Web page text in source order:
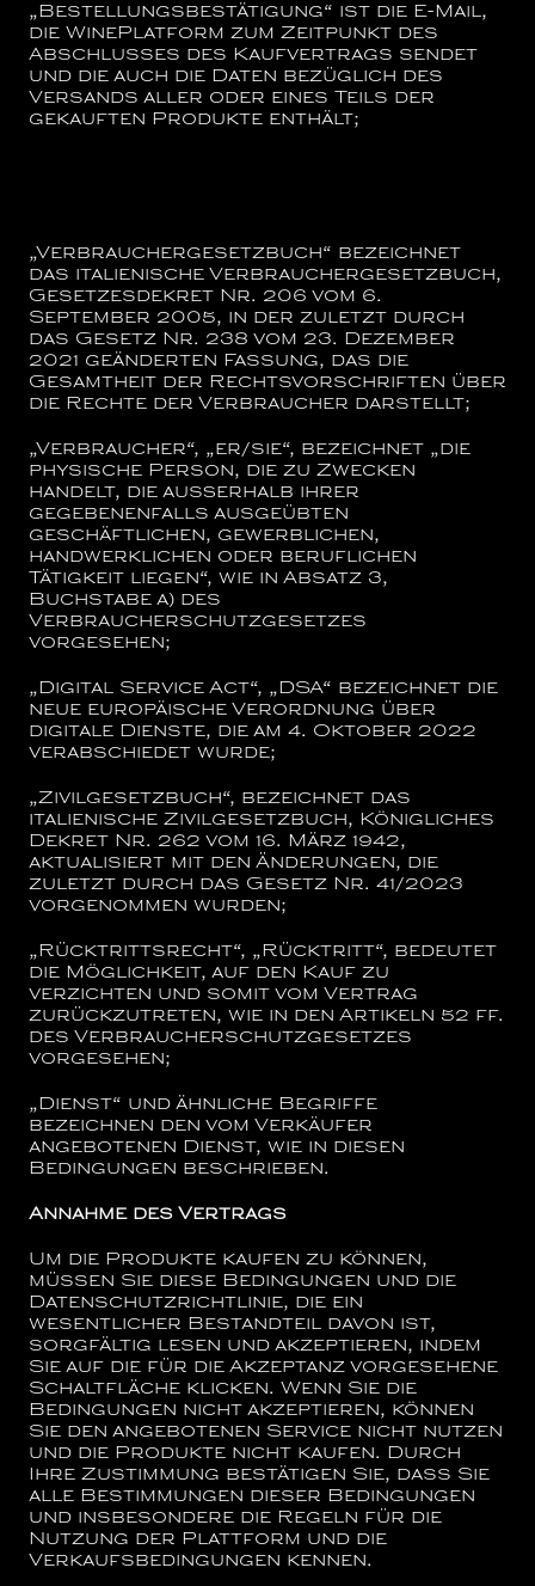
„Bestellungsbestätigung“ ist die E-Mail,
die WinePlatform zum Zeitpunkt des
Abschlusses des Kaufvertrags sendet
und die auch die Daten bezüglich des
Versands aller oder eines Teils der
gekauften Produkte enthält;
„Verbrauchergesetzbuch“ bezeichnet
das italienische Verbrauchergesetzbuch,
Gesetzesdekret Nr. 206 vom 6.
September 2005, in der zuletzt durch
das Gesetz Nr. 238 vom 23. Dezember
2021 geänderten Fassung, das die
Gesamtheit der Rechtsvorschriften über
die Rechte der Verbraucher darstellt;
„Verbraucher“, „er/sie“, bezeichnet „die
physische Person, die zu Zwecken
handelt, die außerhalb ihrer
gegebenenfalls ausgeübten
geschäftlichen, gewerblichen,
handwerklichen oder beruflichen
Tätigkeit liegen“, wie in Absatz 3,
Buchstabe a) des
Verbraucherschutzgesetzes
vorgesehen;
„Digital Service Act“, „DSA“ bezeichnet die
neue europäische Verordnung über
digitale Dienste, die am 4. Oktober 2022
verabschiedet wurde;
„Zivilgesetzbuch“, bezeichnet das
italienische Zivilgesetzbuch, Königliches
Dekret Nr. 262 vom 16. März 1942,
aktualisiert mit den Änderungen, die
zuletzt durch das Gesetz Nr. 41/2023
vorgenommen wurden;
„Rücktrittsrecht“, „Rücktritt“, bedeutet
die Möglichkeit, auf den Kauf zu
verzichten und somit vom Vertrag
zurückzutreten, wie in den Artikeln 52 ff.
des Verbraucherschutzgesetzes
vorgesehen;
„Dienst“ und ähnliche Begriffe
bezeichnen den vom Verkäufer
angebotenen Dienst, wie in diesen
Bedingungen beschrieben.
Annahme des Vertrags
Um die Produkte kaufen zu können,
müssen Sie diese Bedingungen und die
Datenschutzrichtlinie, die ein
wesentlicher Bestandteil davon ist,
sorgfältig lesen und akzeptieren, indem
Sie auf die für die Akzeptanz vorgesehene
Schaltfläche klicken. Wenn Sie die
Bedingungen nicht akzeptieren, können
Sie den angebotenen Service nicht nutzen
und die Produkte nicht kaufen. Durch
Ihre Zustimmung bestätigen Sie, dass Sie
alle Bestimmungen dieser Bedingungen
und insbesondere die Regeln für die
Nutzung der Plattform und die
Verkaufsbedingungen kennen.